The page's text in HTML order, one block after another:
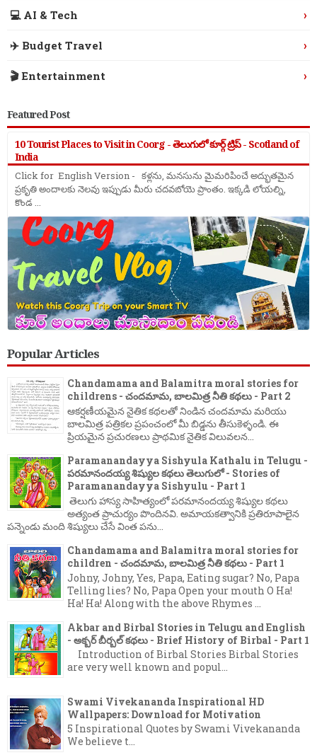
💻 AI & Tech ›
✈️ Budget Travel ›
🎬 Entertainment ›
Featured Post
10 Tourist Places to Visit in Coorg - తెలుగులో కూర్గ్ ట్రిప్ - Scotland of
India
Click for English Version - కళ్లను, మనసును మైమరిపించే అద్భుతమైన
ప్రకృతి అందాలకు నెలవు ఇప్పుడు మీరు చదవబోయె ప్రాంతం. ఇక్కడి లోయల్ని,
కొండ ...
Popular Articles
Chandamama and Balamitra moral stories for
childrens - చందమామ, బాలమిత్ర నీతి కథలు - Part 2
ఆకర్షణీయమైన నైతిక కథలతో నిండిన చందమామ మరియు
బాలమిత్ర పత్రికల ప్రపంచంలో మీ బిడ్డను తీసుకెళ్ళండి. ఈ
ప్రియమైన ప్రచురణలు ప్రాథమిక నైతిక విలువలన...
Paramanandayya Sishyula Kathalu in Telugu -
పరమానందయ్య శిష్యుల కథలు తెలుగులో - Stories of
Paramanandayya Sishyulu - Part 1
తెలుగు హాస్య సాహిత్యంలో పరమానందయ్య శిష్యుల కథలు
అత్యంత ప్రాచుర్యం పొందినవి. అమాయకత్వానికి ప్రతిరూపాలైన
పన్నెండు మంది శిష్యులు చేసే వింత పను...
Chandamama and Balamitra moral stories for
children - చందమామ, బాలమిత్ర నీతి కథలు - Part 1
Johny, Johny, Yes, Papa, Eating sugar? No, Papa
Telling lies? No, Papa Open your mouth O Ha!
Ha! Ha! Along with the above Rhymes ...
Akbar and Birbal Stories in Telugu and English
- అక్బర్ బీర్బల్ కథలు - Brief History of Birbal - Part 1
Introduction of Birbal Stories Birbal Stories
are very well known and popul...
Swami Vivekananda Inspirational HD
Wallpapers: Download for Motivation
5 Inspirational Quotes by Swami Vivekananda
We believe t...